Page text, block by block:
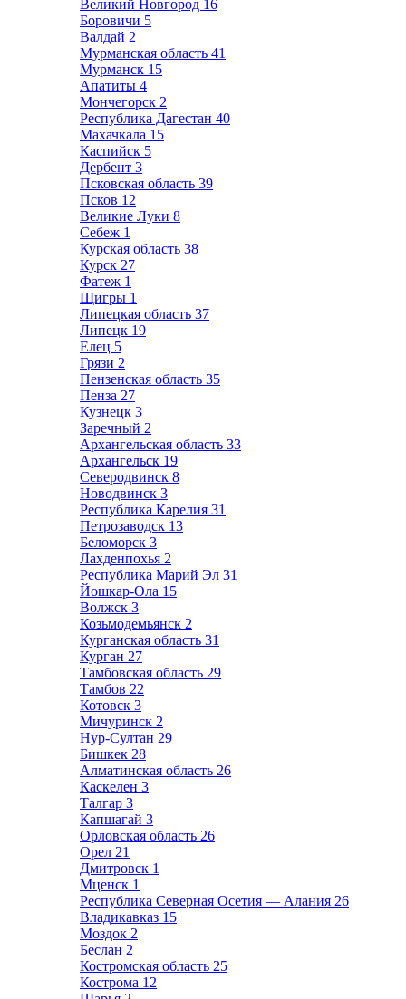
Великий Новгород 16
Боровичи 5
Валдай 2
Мурманская область 41
Мурманск 15
Апатиты 4
Мончегорск 2
Республика Дагестан 40
Махачкала 15
Каспийск 5
Дербент 3
Псковская область 39
Псков 12
Великие Луки 8
Себеж 1
Курская область 38
Курск 27
Фатеж 1
Щигры 1
Липецкая область 37
Липецк 19
Елец 5
Грязи 2
Пензенская область 35
Пенза 27
Кузнецк 3
Заречный 2
Архангельская область 33
Архангельск 19
Северодвинск 8
Новодвинск 3
Республика Карелия 31
Петрозаводск 13
Беломорск 3
Лахденпохья 2
Республика Марий Эл 31
Йошкар-Ола 15
Волжск 3
Козьмодемьянск 2
Курганская область 31
Курган 27
Тамбовская область 29
Тамбов 22
Котовск 3
Мичуринск 2
Нур-Султан 29
Бишкек 28
Алматинская область 26
Каскелен 3
Талгар 3
Капшагай 3
Орловская область 26
Орел 21
Дмитровск 1
Мценск 1
Республика Северная Осетия — Алания 26
Владикавказ 15
Моздок 2
Беслан 2
Костромская область 25
Кострома 12